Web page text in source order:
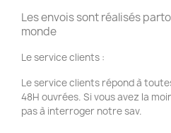
Les envois sont réalisés
monde
Le service clients :
Le service clients répond à
48H ouvrées. Si vous avez la
pas à interroger notre sav.